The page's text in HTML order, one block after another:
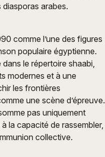
arabes.
comme l’une des figures
populaire égyptienne.
le répertoire shaabi,
modernes et à une
les frontières
une scène d’épreuve.
pas uniquement
la capacité de rassembler,
collective.